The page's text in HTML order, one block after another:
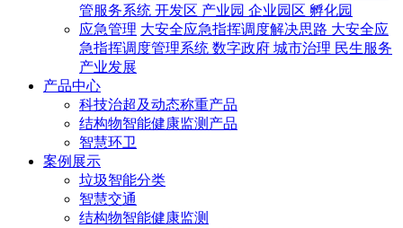
管服务系统 开发区 产业园 企业园区 孵化园
应急管理 大安全应急指挥调度解决思路 大安全应
急指挥调度管理系统 数字政府 城市治理 民生服务
产业发展
产品中心
科技治超及动态称重产品
结构物智能健康监测产品
智慧环卫
案例展示
垃圾智能分类
智慧交通
结构物智能健康监测